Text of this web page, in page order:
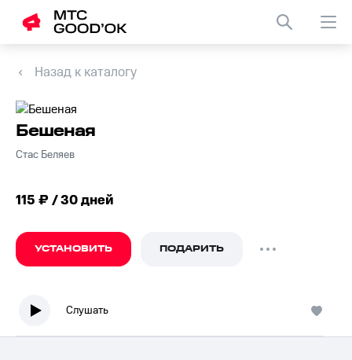
Назад к каталогу
Бешеная
Стас Беляев
115 ₽ / 30 дней
УСТАНОВИТЬ ПОДАРИТЬ
Слушать